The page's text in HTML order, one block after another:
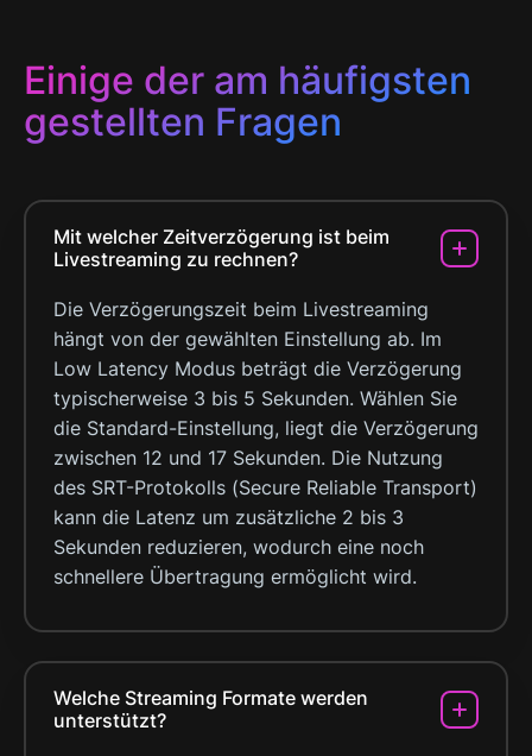
Einige der am häufigsten
gestellten Fragen
Mit welcher Zeitverzögerung ist beim
Livestreaming zu rechnen?
Die Verzögerungszeit beim Livestreaming
hängt von der gewählten Einstellung ab. Im
Low Latency Modus beträgt die Verzögerung
typischerweise 3 bis 5 Sekunden. Wählen Sie
die Standard-Einstellung, liegt die Verzögerung
zwischen 12 und 17 Sekunden. Die Nutzung
des SRT-Protokolls (Secure Reliable Transport)
kann die Latenz um zusätzliche 2 bis 3
Sekunden reduzieren, wodurch eine noch
schnellere Übertragung ermöglicht wird.
Welche Streaming Formate werden
unterstützt?